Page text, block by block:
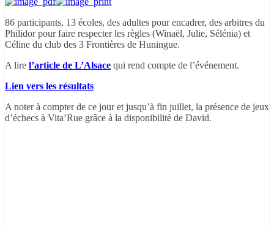
86 participants, 13 écoles, des adultes pour encadrer, des arbitres du
Philidor pour faire respecter les règles (Winaël, Julie, Sélénia) et
Céline du club des 3 Frontières de Huningue.
A lire l’article de L’Alsace qui rend compte de l’événement.
Lien vers les résultats
A noter à compter de ce jour et jusqu’à fin juillet, la présence de jeux
d’échecs à Vita’Rue grâce à la disponibilité de David.